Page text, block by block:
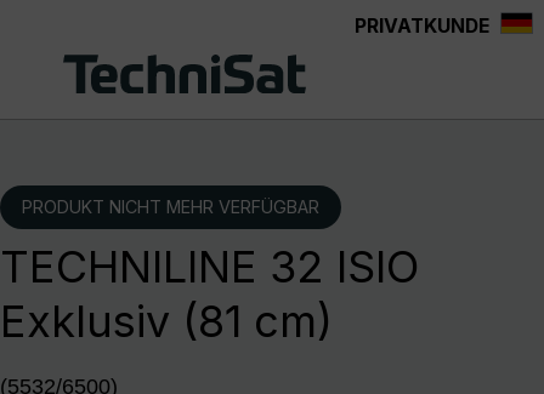
PRIVATKUNDE
PRODUKT NICHT MEHR VERFÜGBAR
TECHNILINE 32 ISIO
Exklusiv (81 cm)
(5532/6500)